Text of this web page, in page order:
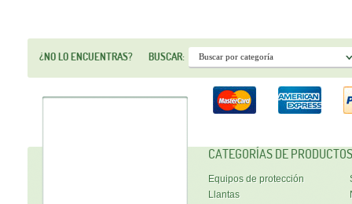
¿NO LO ENCUENTRAS? BUSCAR:
CATEGORÍAS DE PRODUCTOS
Equipos de protección
Llantas